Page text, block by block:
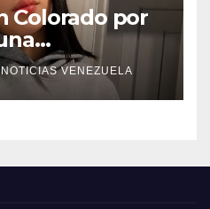
Colorado por
en
NOTICIAS VENEZUELA